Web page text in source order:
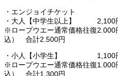
・エンジョイチケット
・大人【中学生以上】 2,100円
※ロープウエー通常価格往復2.000
込） 合計2.500円
・小人【小学生】 1,100円（
※ロープウエー通常価格往復
込） 合計1.300円